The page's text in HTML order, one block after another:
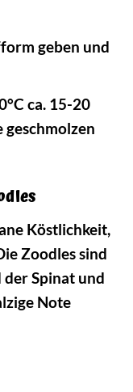
geben und
ca. 15-20
geschmolzen
Köstlichkeit,
Zoodles sind
Spinat und
Note